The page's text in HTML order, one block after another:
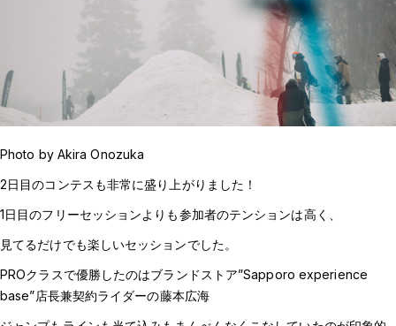
Photo by Akira Onozuka
2日目のコンテスも非常に盛り上がりました！
1日目のフリーセッションよりも参加者のテンションは高く、
見てるだけでも楽しいセッションでした。
PROクラスで優勝したのはブランドストア”Sapporo experience
base”店長兼契約ライダーの藤本広海